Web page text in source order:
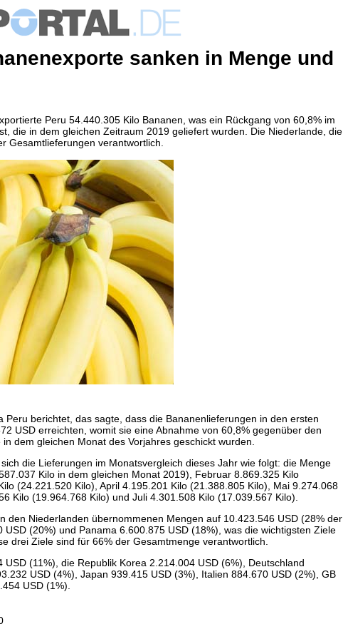
sanken in Menge und
Peru 54.440.305 Kilo Bananen, was ein Rückgang von 60,8% im
die in dem gleichen Zeitraum 2019 geliefert wurden. Die Niederlande , die
Gesamtlieferungen verantwortlich.
Peru berichtet, das sagte, dass die Bananenlieferungen in den ersten
USD erreichten, womit sie eine Abnahme von 60,8% gegenüber den
dem gleichen Monat des Vorjahres geschickt wurden.
die Lieferungen im Monatsvergleich dieses Jahr wie folgt: die Menge
Kilo in dem gleichen Monat 2019), Februar 8.869.325 Kilo
(24.221.520 Kilo), April 4.195.201 Kilo (21.388.805 Kilo), Mai 9.274.068
Kilo (19.964.768 Kilo) und Juli 4.301.508 Kilo (17.039.567 Kilo).
den Niederlanden übernommenen Mengen auf 10.423.546 USD (28% der
USD (20%) und Panama 6.600.875 USD (18%), was die wichtigsten Ziele
drei Ziele sind für 66% der Gesamtmenge verantwortlich.
(11%), die Republik Korea 2.214.004 USD (6%), Deutschland
USD (4%), Japan 939.415 USD (3%), Italien 884.670 USD (2%), GB
USD (1%).